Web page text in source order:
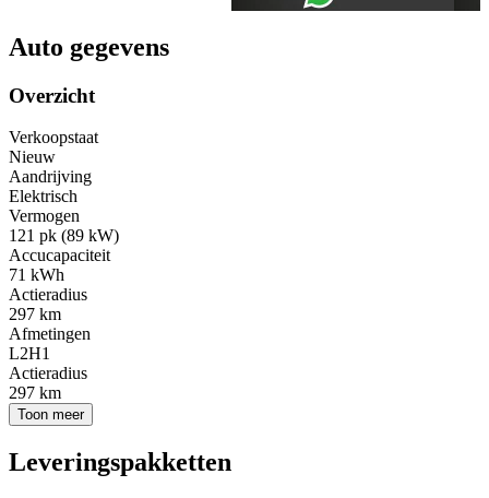
Auto gegevens
Overzicht
Verkoopstaat
Nieuw
Aandrijving
Elektrisch
Vermogen
121 pk (89 kW)
Accucapaciteit
71 kWh
Actieradius
297 km
Afmetingen
L2H1
Actieradius
297 km
Toon meer
Leveringspakketten